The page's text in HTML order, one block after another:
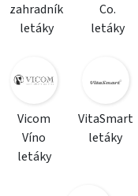
zahradník
letáky
Co.
letáky
Vicom
Víno
letáky
VitaSmart
letáky